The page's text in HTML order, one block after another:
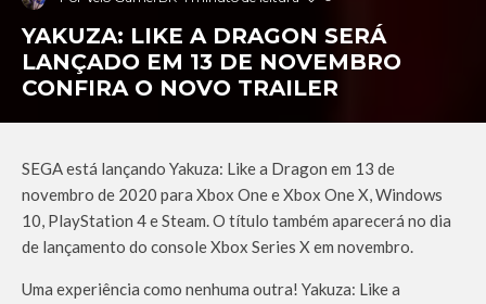
YAKUZA: LIKE A DRAGON SERÁ
LANÇADO EM 13 DE NOVEMBRO
CONFIRA O NOVO TRAILER
SEGA está lançando Yakuza: Like a Dragon em 13 de
novembro de 2020 para Xbox One e Xbox One X, Windows
10, PlayStation 4 e Steam. O título também aparecerá no dia
de lançamento do console Xbox Series X em novembro.
Uma experiência como nenhuma outra! Yakuza: Like a